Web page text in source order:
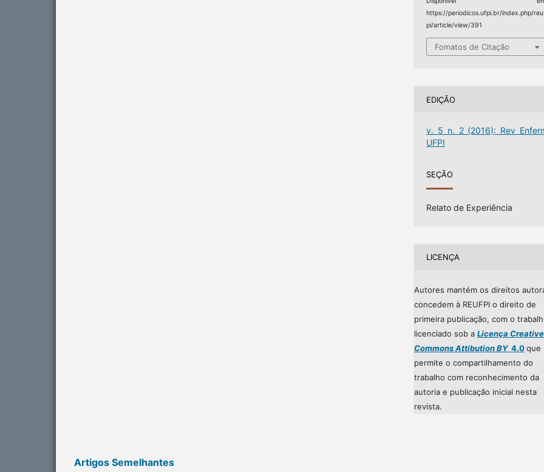
https://periodicos.ufpi.br/index.php/
pi/article/view/391
Fomatos de Citação
EDIÇÃO
v. 5 n. 2 (2016): Rev
UFPI
SEÇÃO
Relato de Experiência
LICENÇA
Autores mantém os direitos
concedem à REUFPI o direito de
primeira publicação, com o
licenciado sob a Licença Creative
Commons Attibution BY4.0que
permite o compartilhamento do
trabalho com reconhecimento da
autoria e publicação inicial nesta
revista.
Artigos Semelhantes